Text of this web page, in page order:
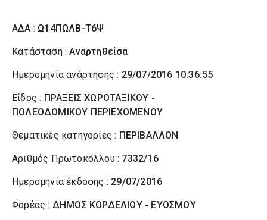
ΑΔΑ : Ω14ΠΩΛΒ-Τ6Ψ
Κατάσταση :Αναρτηθείσα
Ημερομηνία ανάρτησης : 29/07/2016 10:36:55
Είδος : ΠΡΑΞΕΙΣ ΧΩΡΟΤΑΞΙΚΟΥ -
ΠΟΛΕΟΔΟΜΙΚΟΥ ΠΕΡΙΕΧΟΜΕΝΟΥ
Θεματικές κατηγορίες : ΠΕΡΙΒΑΛΛΟΝ
Αριθμός Πρωτοκόλλου : 7332/16
Ημερομηνία έκδοσης : 29/07/2016
Φορέας : ΔΗΜΟΣ ΚΟΡΔΕΛΙΟΥ - ΕΥΟΣΜΟΥ